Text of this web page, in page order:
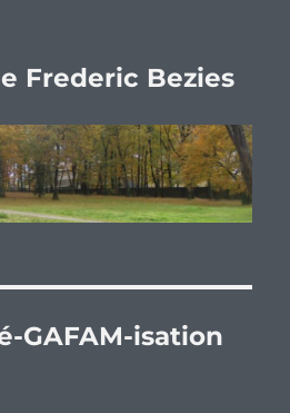
Frederic Bezies
GAFAM-isation